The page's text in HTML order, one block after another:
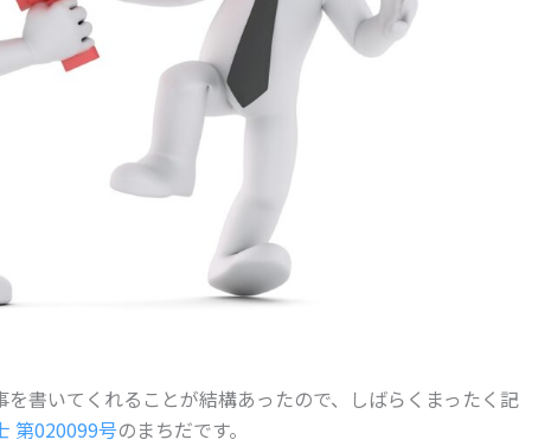
書いてくれることが結構あったので、しばらくまったく記
第020099号のまちだです。